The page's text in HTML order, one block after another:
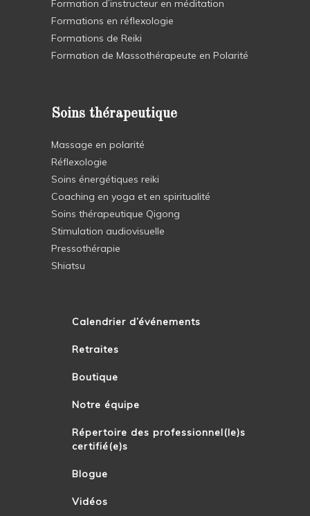
Formation d’instructeur en méditation
Formations en réflexologie
Formations de Reiki
Formation de Massothérapeute en Polarité
Soins thérapeutique
Massage en polarité
Réflexologie
Soins énergétiques reiki
Coaching en yoga et en spiritualité
Soins thérapeutique Qigong
Stimulation audiovisuelle
Pressothérapie
Shiatsu
Calendrier d’événements
Retraites
Boutique
Notre équipe
Répertoire des professionnel(le)s
certifié(e)s
Blogue
Vidéos